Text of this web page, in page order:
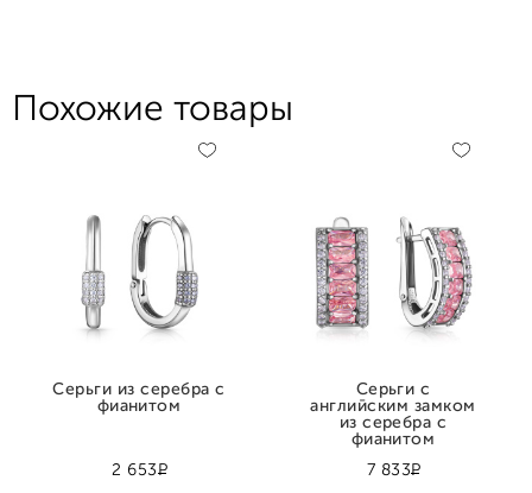
Похожие товары
2 653Р
Серьги из серебра с
фианитом
7 833Р
Серьги с
английским замком
из серебра с
фианитом